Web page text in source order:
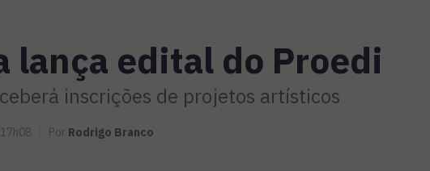
lança edital do Proedi
inscrições de projetos artísticos
Por Rodrigo Branco